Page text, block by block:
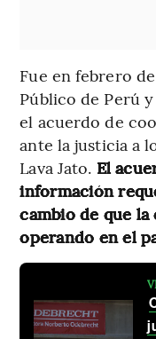
Fue en febrero
Público de Perú
el acuerdo de
ante la justicia a
Lava Jato. El
información
cambio de que
operando en el